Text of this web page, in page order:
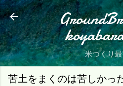
スキップしてメイン
米つくり
苦土をまくのは苦しかっ